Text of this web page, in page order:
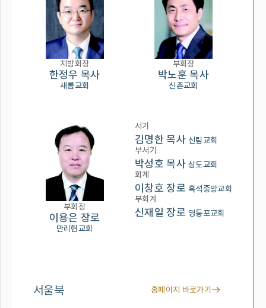
지방회장
한정우 목사
새롬교회
부회장
박노훈 목사
신촌교회
부회장
이용은 장로
만리현교회
서기
김명한 목사 신림교회
부서기
박성호 목사 상도교회
회계
이창호 장로 흑석중앙교회
부회계
신재일 장로 영등포교회
서울북 홈페이지 바로가기